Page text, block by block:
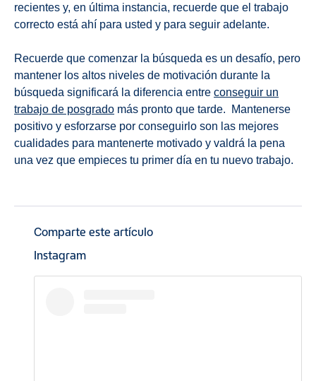
recientes y, en última instancia, recuerde que el trabajo
correcto está ahí para usted y para seguir adelante.
Recuerde que comenzar la búsqueda es un desafío, pero
mantener los altos niveles de motivación durante la
búsqueda significará la diferencia entre conseguir un
trabajo de posgrado más pronto que tarde. Mantenerse
positivo y esforzarse por conseguirlo son las mejores
cualidades para mantenerte motivado y valdrá la pena
una vez que empieces tu primer día en tu nuevo trabajo.
Comparte este artículo
Instagram